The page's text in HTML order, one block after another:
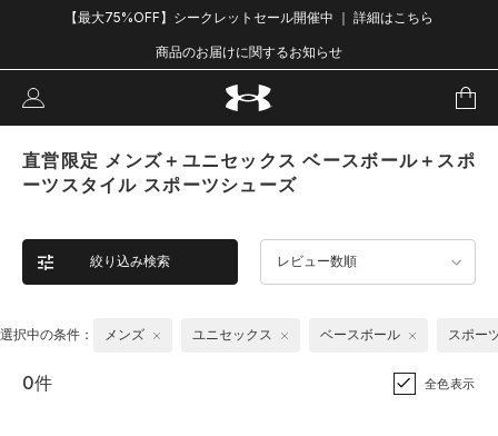
【最大75%OFF】シークレットセール開催中 ｜ 詳細はこちら
商品のお届けに関するお知らせ
直営限定 メンズ＋ユニセックス ベースボール＋スポ
ーツスタイル スポーツシューズ
絞り込み検索 レビュー数順
選択中の条件： メンズ ユニセックス ベースボール スポー
0件 全色表示